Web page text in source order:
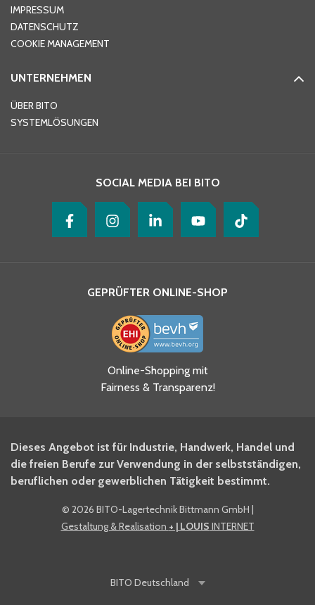
Telefon
Ja, ich habe die
Datenschutzhinweise gelesen
und akzeptiere diese.
BITO Newsletter Fachwissen
Intralogistiker anmelden.
Ja, ich möchte mich für den
BITO Shop-Newsletter
IMPRESSUM
DATENSCHUTZ
COOKIE MANAGEMENT
UNTERNEHMEN
ÜBER BITO
SYSTEMLÖSUNGEN
SOCIAL MEDIA BEI BITO
GEPRÜFTER ONLINE-SHOP
Online-Shopping mit
Fairness & Transparenz!
Dieses Angebot ist für Industrie, Handwerk, Handel und
die freien Berufe zur Verwendung in der selbstständigen,
beruflichen oder gewerblichen Tätigkeit bestimmt.
© 2026 BITO-Lagertechnik Bittmann GmbH |
Gestaltung & Realisation + | LOUIS INTERNET
BITO Deutschland